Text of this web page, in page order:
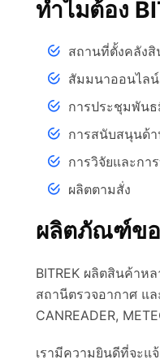
ทำไมต้อง
สถานที่ตั้งคลังสิ
สัมมนาออนไล
การประชุมพันธ
การสนับสนุนด้
การวิจัยและก
ผลิตตามสั่ง
ผลิตภัณฑ์ขอ
BITREK ผลิตสินค้าห
สถานีตรวจอากาศ แล
CANREADER,
เรามีความยินดีที่จะ